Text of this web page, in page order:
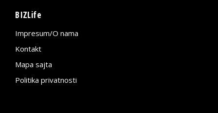
BIZLife
Impresum/O nama
Kontakt
Mapa sajta
Politika privatnosti